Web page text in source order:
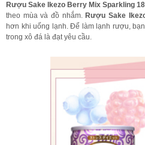
Rượu Sake Ikezo Berry Mix Sparkling
theo mùa và đồ nhắm. Rượu Sake
hơn khi uống lạnh. Để làm lạnh rượu,
trong xô đá là đạt yêu cầu.